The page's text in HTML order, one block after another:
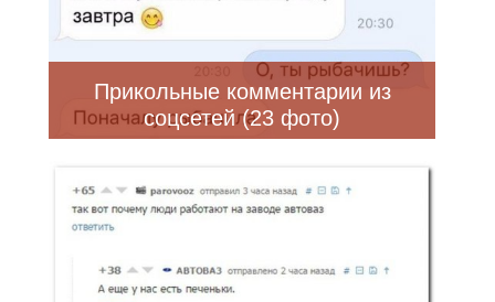
Прикольные комментарии из
соцсетей (23 фото)